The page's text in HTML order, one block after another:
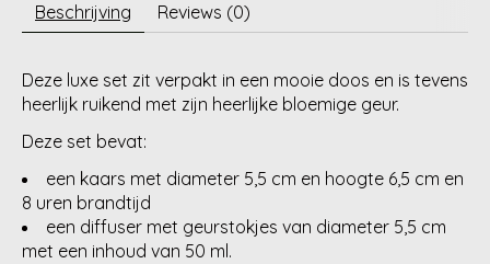
Beschrijving Reviews (0)
Deze luxe set zit verpakt in een mooie doos en is tevens
heerlijk ruikend met zijn heerlijke bloemige geur.
Deze set bevat:
een kaars met diameter 5,5 cm en hoogte 6,5 cm en
8 uren brandtijd
een diffuser met geurstokjes van diameter 5,5 cm
met een inhoud van 50 ml.